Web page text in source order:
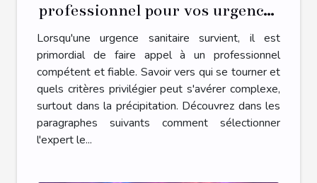
professionnel pour vos urgences
sanitaires ?
Lorsqu'une urgence sanitaire survient, il est
primordial de faire appel à un professionnel
compétent et fiable. Savoir vers qui se tourner et
quels critères privilégier peut s'avérer complexe,
surtout dans la précipitation. Découvrez dans les
paragraphes suivants comment sélectionner
l'expert le...